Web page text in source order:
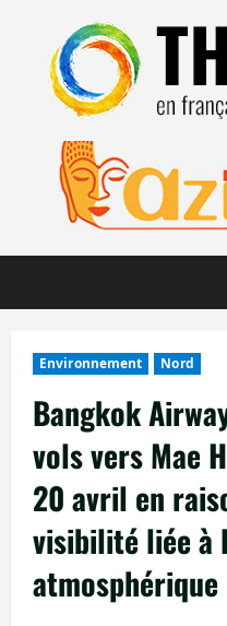
contenu
Environnement Nord
Bangkok
vols vers Mae
20 avril en
visibilité liée à
atmosphérique